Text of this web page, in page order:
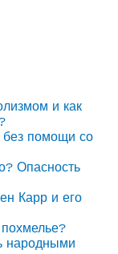
и как
без помощи со
Опасность
Карр и его
народными